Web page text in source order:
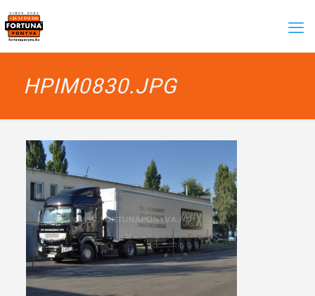
HPIM0830.JPG